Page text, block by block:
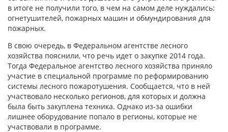
в итоге не получили того, в чем на самом деле нуждались:
огнетушителей, пожарных машин и обмундирования для
пожарных.
В свою очередь, в Федеральном агентстве лесного
хозяйства пояснили, что речь идет о закупке 2014 года.
Тогда Федеральное агентство лесного хозяйства приняло
участие в специальной программе по реформированию
системы лесного пожаротушения. Сообщается, что в ней
участвовало несколько регионов, для которых и должна
была быть закуплена техника. Однако из-за ошибки
лишнее оборудование попало в регионы, которые не
участвовали в программе.